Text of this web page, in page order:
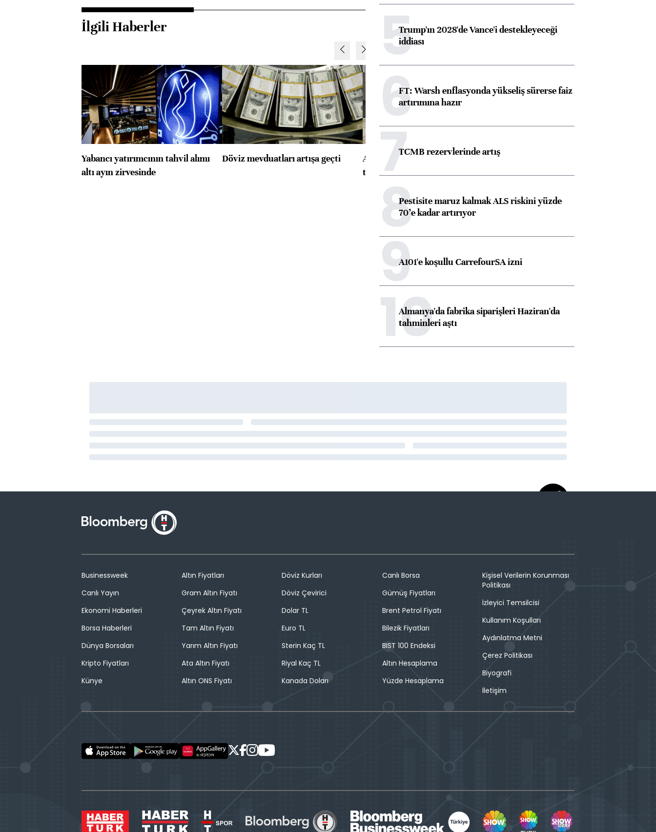
İlgili Haberler
Yabancı yatırımcının tahvil alımı
altı ayın zirvesinde
Döviz mevduatları artışa geçti
ABD'de konut başlangıçları
toparlandı
konusunda Unicredit ile
5Trump'ın 2028'de Vance'i destekleyeceği
iddiası
6FT: Warsh enflasyonda yükseliş sürerse faiz
artırımına hazır
7TCMB rezervlerinde artış
8Pestisite maruz kalmak ALS riskini yüzde
70’e kadar artırıyor
9A101'e koşullu CarrefourSA izni
10
Almanya'da fabrika siparişleri Haziran'da
tahminleri aştı
Businessweek
Canlı Yayın
Ekonomi Haberleri
Borsa Haberleri
Dünya Borsaları
Kripto Fiyatları
Künye
Altın Fiyatları
Gram Altın Fiyatı
Çeyrek Altın Fiyatı
Tam Altın Fiyatı
Yarım Altın Fiyatı
Ata Altın Fiyatı
Altın ONS Fiyatı
Döviz Kurları
Döviz Çevirici
Dolar TL
Euro TL
Sterin Kaç TL
Riyal Kaç TL
Kanada Doları
Canlı Borsa
Gümüş Fiyatları
Brent Petrol Fiyatı
Bilezik Fiyatları
BIST 100 Endeksi
Altın Hesaplama
Yüzde Hesaplama
Kişisel Verilerin Korunması
Politikası
İzleyici Temsilcisi
Kullanım Koşulları
Aydınlatma Metni
Çerez Politikası
Biyografi
İletişim